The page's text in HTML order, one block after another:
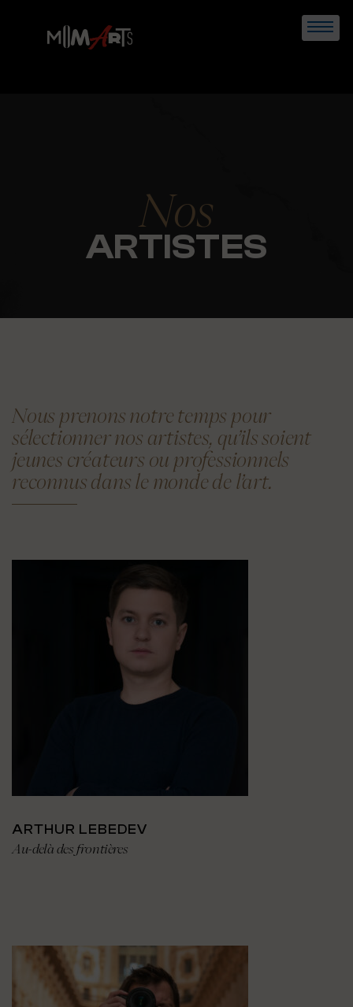
Nos
ARTISTES
Nous prenons notre temps pour
sélectionner nos artistes, qu’ils soient
jeunes créateurs ou professionnels
reconnus dans le monde de l’art.
ARTHUR LEBEDEV
Au-delà des frontières